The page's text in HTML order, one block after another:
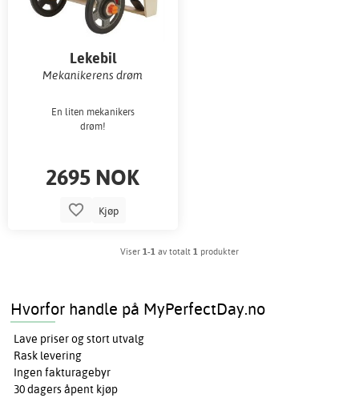
Lekebil
Mekanikerens drøm
En liten mekanikers
drøm!
2695 NOK
Kjøp
Viser 1-1 av totalt 1 produkter
Hvorfor handle på MyPerfectDay.no
Lave priser og stort utvalg
Rask levering
Ingen fakturagebyr
30 dagers åpent kjøp